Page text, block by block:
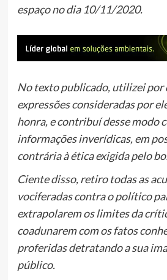
espaço no dia 10/11/2020.
No texto publicado, utilizei por
expressões consideradas por
honra, e contribuí desse modo
informações inverídicas, em
contrária à ética exigida pelo
Ciente disso, retiro todas as
vociferadas contra o político
extrapolarem os limites da
coadunarem com os fatos
proferidas detratando a sua
público.